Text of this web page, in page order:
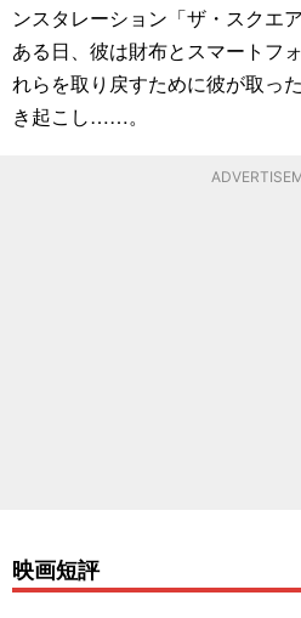
ンスタレーション「ザ・スクエ
ある日、彼は財布とスマートフ
れらを取り戻すために彼が取っ
き起こし……。
映画短評